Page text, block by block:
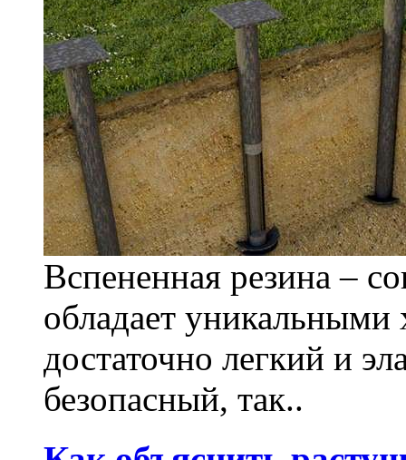
Вспененная резина –
обладает уникальными
достаточно легкий и
безопасный, так..